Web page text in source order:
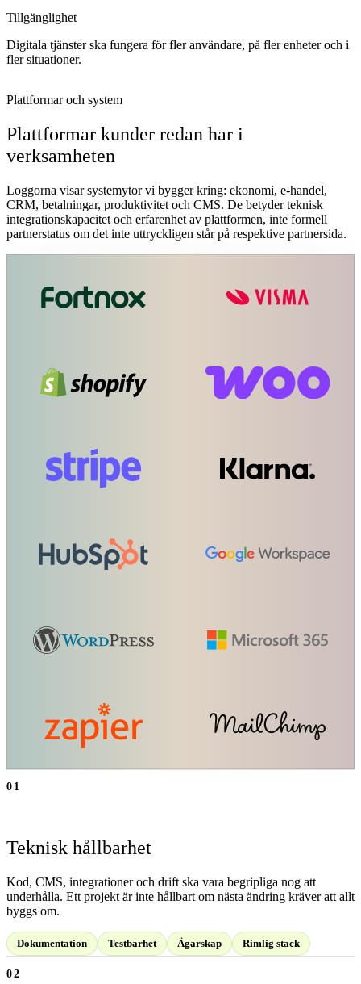
Tillgänglighet
Digitala tjänster ska fungera för fler användare, på fler enheter och i
fler situationer.
Plattformar och system
Plattformar kunder redan har i
verksamheten
Loggorna visar systemytor vi bygger kring: ekonomi, e-handel,
CRM, betalningar, produktivitet och CMS. De betyder teknisk
integrationskapacitet och erfarenhet av plattformen, inte formell
partnerstatus om det inte uttryckligen står på respektive partnersida.
01
Teknisk hållbarhet
Kod, CMS, integrationer och drift ska vara begripliga nog att
underhålla. Ett projekt är inte hållbart om nästa ändring kräver att allt
byggs om.
Dokumentation Testbarhet Ägarskap Rimlig stack
02